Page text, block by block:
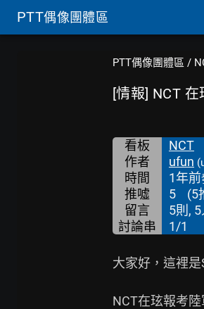
PTT偶像團體區
PTT偶像團體區 /
[情報] NCT
看板
NCT
作者
ufun
時間 1年前
推噓 5 (5
留言
5則, 5
討論串 1/1
大家好，這裡是
NCT在玹報考